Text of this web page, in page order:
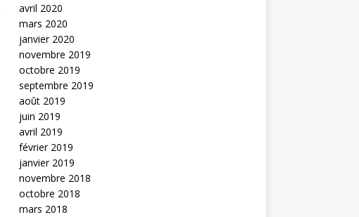
avril 2020
mars 2020
janvier 2020
novembre 2019
octobre 2019
septembre 2019
août 2019
juin 2019
avril 2019
février 2019
janvier 2019
novembre 2018
octobre 2018
mars 2018